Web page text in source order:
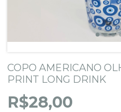
COPO AMERICANO
PRINT LONG DRINK
R$28,00